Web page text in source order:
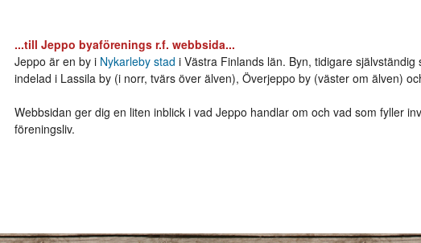
...till Jeppo byaförenings r.f. webbsida...
Jeppo är en by i Nykarleby stad i Västra Finlands län. Byn, tidigare
indelad i Lassila by (i norr, tvärs över älven), Överjeppo by (väster om älven)
Webbsidan ger dig en liten inblick i vad Jeppo handlar om och vad som fyller
föreningsliv.